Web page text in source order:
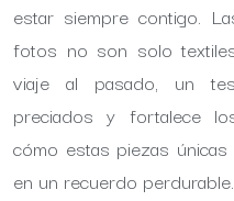
estar siempre contigo.
fotos no son solo
viaje al pasado, un
preciados y fortalece
cómo estas piezas
en un recuerdo perdurable.